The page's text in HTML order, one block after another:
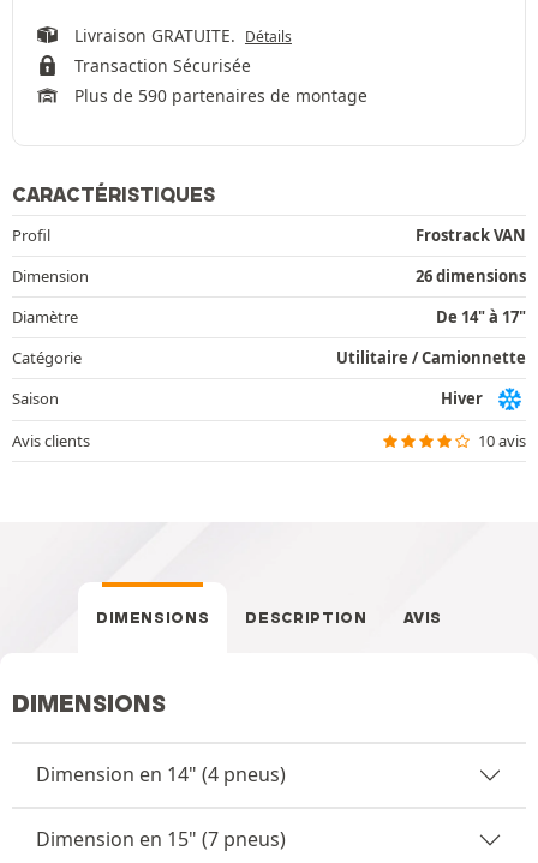
Livraison GRATUITE. Détails
Transaction Sécurisée
Plus de 590 partenaires de montage
CARACTÉRISTIQUES
Profil
Frostrack VAN
Dimension
26 dimensions
Diamètre
De 14" à 17"
Catégorie
Utilitaire / Camionnette
Saison
Hiver
Avis clients
10 avis
DIMENSIONS DESCRIPTION AVIS
DIMENSIONS
Dimension en 14" (4 pneus)
Dimension en 15" (7 pneus)